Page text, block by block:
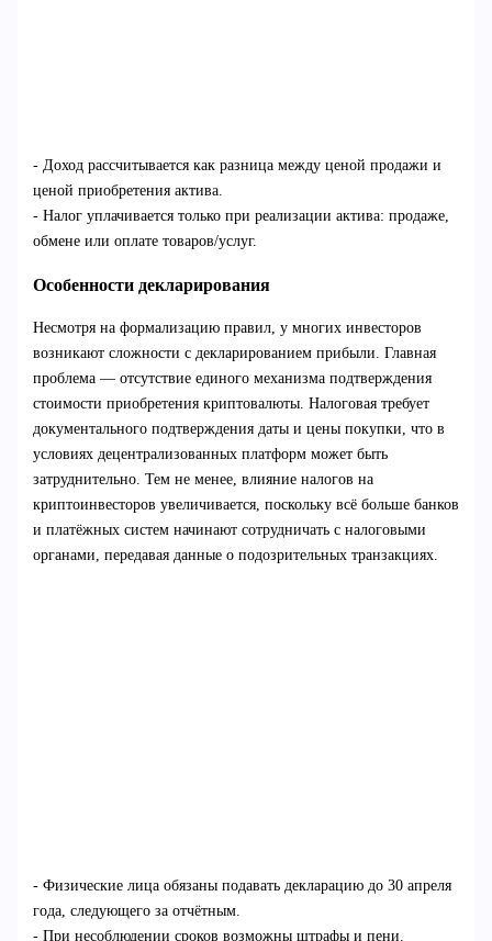
- Доход рассчитывается как разница между ценой продажи и
ценой приобретения актива.
- Налог уплачивается только при реализации актива: продаже,
обмене или оплате товаров/услуг.
Особенности декларирования
Несмотря на формализацию правил, у многих инвесторов
возникают сложности с декларированием прибыли. Главная
проблема — отсутствие единого механизма подтверждения
стоимости приобретения криптовалюты. Налоговая требует
документального подтверждения даты и цены покупки, что в
условиях децентрализованных платформ может быть
затруднительно. Тем не менее, влияние налогов на
криптоинвесторов увеличивается, поскольку всё больше банков
и платёжных систем начинают сотрудничать с налоговыми
органами, передавая данные о подозрительных транзакциях.
- Физические лица обязаны подавать декларацию до 30 апреля
года, следующего за отчётным.
- При несоблюдении сроков возможны штрафы и пени.